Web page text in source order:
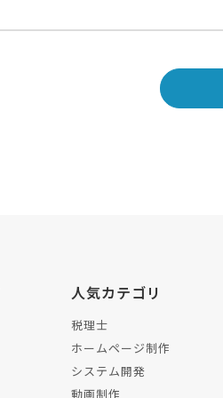
人気カテゴリ
税理士
ホームページ制作
システム開発
動画制作